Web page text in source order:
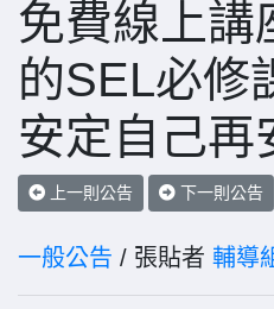
免費線上講
的SEL必修
安定自己再
上一則公告 下一則公告
一般公告 / 張貼者 輔導